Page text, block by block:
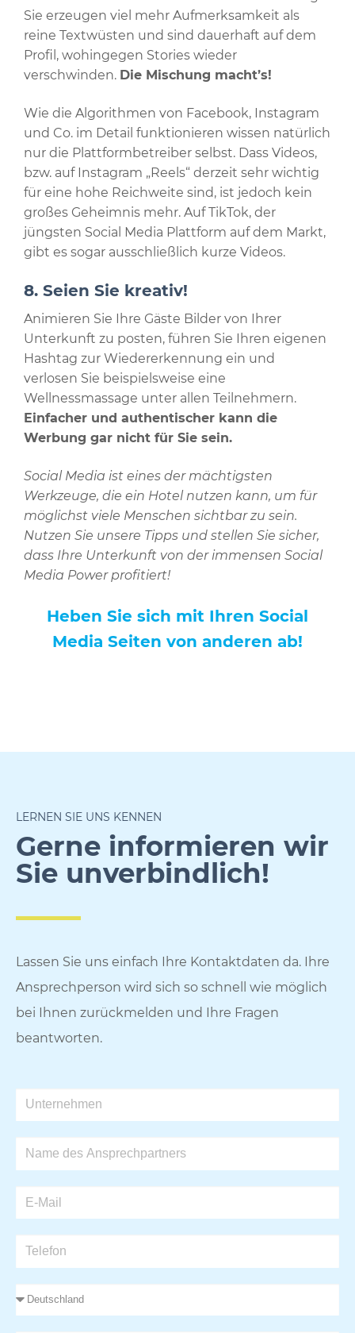
Sie erzeugen viel mehr Aufmerksamkeit als
reine Textwüsten und sind dauerhaft auf dem
Profil, wohingegen Stories wieder
verschwinden. Die Mischung macht’s!
Wie die Algorithmen von Facebook, Instagram
und Co. im Detail funktionieren wissen natürlich
nur die Plattformbetreiber selbst. Dass Videos,
bzw. auf Instagram „Reels“ derzeit sehr wichtig
für eine hohe Reichweite sind, ist jedoch kein
großes Geheimnis mehr. Auf TikTok, der
jüngsten Social Media Plattform auf dem Markt,
gibt es sogar ausschließlich kurze Videos.
8. Seien Sie kreativ!
Animieren Sie Ihre Gäste Bilder von Ihrer
Unterkunft zu posten, führen Sie Ihren eigenen
Hashtag zur Wiedererkennung ein und
verlosen Sie beispielsweise eine
Wellnessmassage unter allen Teilnehmern.
Einfacher und authentischer kann die
Werbung gar nicht für Sie sein.
Social Media ist eines der mächtigsten
Werkzeuge, die ein Hotel nutzen kann, um für
möglichst viele Menschen sichtbar zu sein.
Nutzen Sie unsere Tipps und stellen Sie sicher,
dass Ihre Unterkunft von der immensen Social
Media Power profitiert!
Heben Sie sich mit Ihren Social
Media Seiten von anderen ab!
LERNEN SIE UNS KENNEN
Gerne informieren wir
Sie unverbindlich!
Lassen Sie uns einfach Ihre Kontaktdaten da. Ihre
Ansprechperson wird sich so schnell wie möglich
bei Ihnen zurückmelden und Ihre Fragen
beantworten.